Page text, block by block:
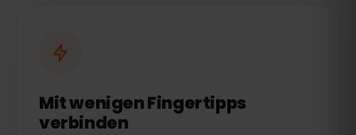
Mit wenigen Fingertipps
verbinden